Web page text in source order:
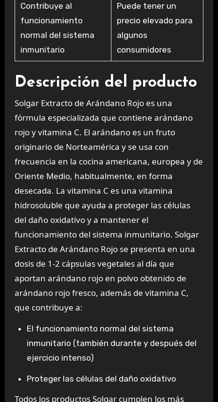
Contribuye al
funcionamiento
normal del sistema
inmunitario
Puede tener un
precio elevado para
algunos
consumidores
Descripción del producto
Solgar Extracto de Arándano Rojo es una
fórmula especializada que contiene arándano
rojo y vitamina C. El arándano es un fruto
originario de Norteamérica y se usa con
frecuencia en la cocina americana, europea y de
Oriente Medio, habitualmente, en forma
desecada. La vitamina C es una vitamina
hidrosoluble que ayuda a proteger las células
del daño oxidativo y a mantener el
funcionamiento del sistema inmunitario. Solgar
Extracto de Arándano Rojo se presenta en una
dosis de 1-2 cápsulas vegetales al día que
aportan arándano rojo en polvo obtenido de
arándano rojo fresco, además de vitamina C,
que contribuye a:
El funcionamiento normal del sistema
inmunitario (también durante y después del
ejercicio intenso)
Proteger las células del daño oxidativo
Todos los productos Solgar cumplen los más